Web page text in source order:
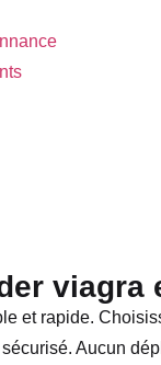
viagra
et rapide.
Aucun